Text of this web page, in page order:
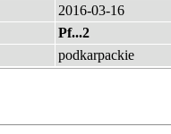
2016-03-16
Pf...2
podkarpackie